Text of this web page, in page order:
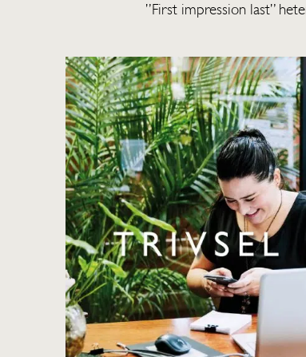
”First impression last”